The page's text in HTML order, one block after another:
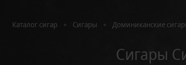
Каталог сигар Сигары Доминиканские
Сигары